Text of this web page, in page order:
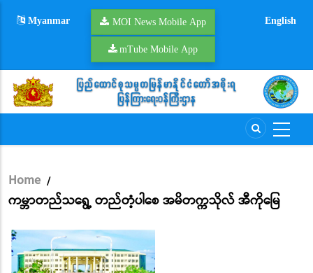
Myanmar MOI News Mobile App
mTube Mobile App
English
Breadcrumb
Home /
ကမ္ဘာတည်သရွေ့ တည်တံ့ပါစေ အမိတက္ကသိုလ် အီကိုမြေ